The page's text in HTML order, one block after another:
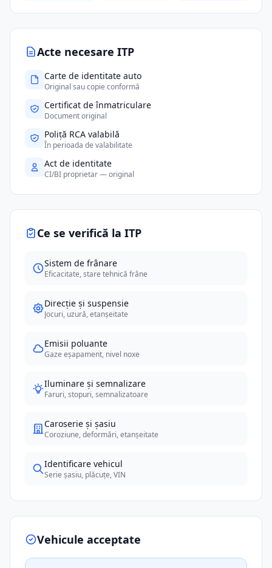
Acte necesare ITP
Carte de identitate auto
Original sau copie conformă
Certificat de înmatriculare
Document original
Poliță RCA valabilă
În perioada de valabilitate
Act de identitate
CI/BI proprietar — original
Ce se verifică la ITP
Sistem de frânare
Eficacitate, stare tehnică frâne
Direcție și suspensie
Jocuri, uzură, etanșeitate
Emisii poluante
Gaze eșapament, nivel noxe
Iluminare și semnalizare
Faruri, stopuri, semnalizatoare
Caroserie și șasiu
Coroziune, deformări, etanșeitate
Identificare vehicul
Serie șasiu, plăcuțe, VIN
Vehicule acceptate